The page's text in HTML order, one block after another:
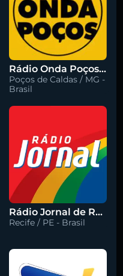
Rádio Onda Poços 96.7 FM
Poços de Caldas / MG -
Brasil
Rádio Jornal de Recife 90.3 FM
Recife / PE - Brasil